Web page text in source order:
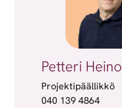
Petteri Heino
Projektipäällikkö
040 139 4864